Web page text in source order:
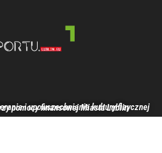
kultury fizycznej realizowane jest przy pomocy finansowej Miasta Lublin